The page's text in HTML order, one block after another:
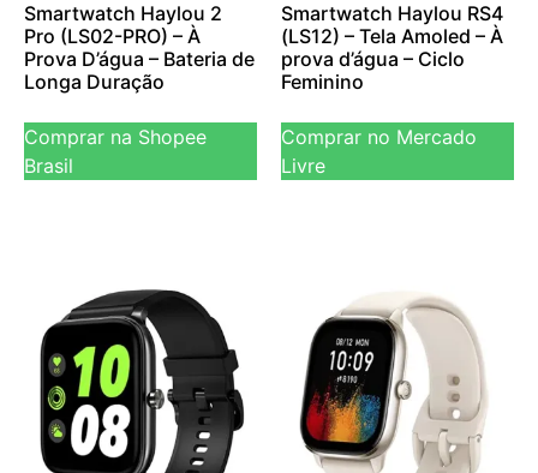
Smartwatch Haylou 2
Pro (LS02-PRO) – À
Prova D’água – Bateria de
Longa Duração
Comprar na Shopee
Brasil
Smartwatch Haylou RS4
(LS12) – Tela Amoled – À
prova d’água – Ciclo
Feminino
Comprar no Mercado
Livre